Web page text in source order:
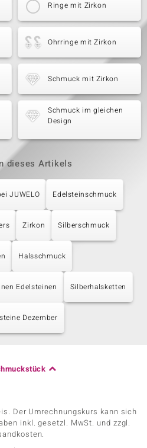
Ringe mit Zirkon
Ohrringe mit Zirkon
Schmuck mit Zirkon
Schmuck im gleichen
Design
dieses Artikels
JUWELO Edelsteinschmuck
Zirkon Silberschmuck
Halsschmuck
Edelsteinen Silberhalsketten
Dezember
Der Umrechnungskurs kann sich
inkl. gesetzl. MwSt. und zzgl.